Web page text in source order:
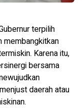
terpilih
membangkitkan
Karena itu,
bersama
daerah atau